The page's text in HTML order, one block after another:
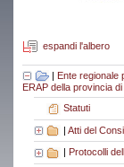
espandi l'albero
| Ente regionale
ERAP della provincia
Statuti
| Atti del
Protocolli